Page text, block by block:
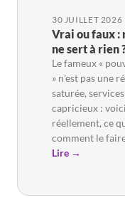
30 JUILLET 2026
Vrai ou faux :
ne sert à rien
Le fameux «
» n'est pas une
saturée,
capricieux :
réellement, ce
comment le
Lire →